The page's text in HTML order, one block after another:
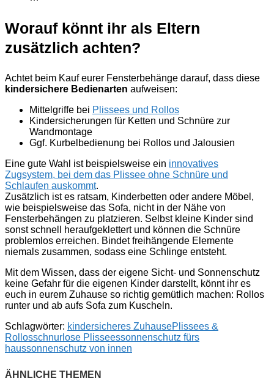
Worauf könnt ihr als Eltern
zusätzlich achten?
Achtet beim Kauf eurer Fensterbehänge darauf, dass diese
kindersichere Bedienarten aufweisen:
Mittelgriffe bei Plissees und Rollos
Kindersicherungen für Ketten und Schnüre zur
Wandmontage
Ggf. Kurbelbedienung bei Rollos und Jalousien
Eine gute Wahl ist beispielsweise ein innovatives
Zugsystem, bei dem das Plissee ohne Schnüre und
Schlaufen auskommt.
Zusätzlich ist es ratsam, Kinderbetten oder andere Möbel,
wie beispielsweise das Sofa, nicht in der Nähe von
Fensterbehängen zu platzieren. Selbst kleine Kinder sind
sonst schnell heraufgeklettert und können die Schnüre
problemlos erreichen. Bindet freihängende Elemente
niemals zusammen, sodass eine Schlinge entsteht.
Mit dem Wissen, dass der eigene Sicht- und Sonnenschutz
keine Gefahr für die eigenen Kinder darstellt, könnt ihr es
euch in eurem Zuhause so richtig gemütlich machen: Rollos
runter und ab aufs Sofa zum Kuscheln.
Schlagwörter: kindersicheres ZuhausePlissees &
Rollosschnurlose Plisseessonnenschutz fürs
haussonnenschutz von innen